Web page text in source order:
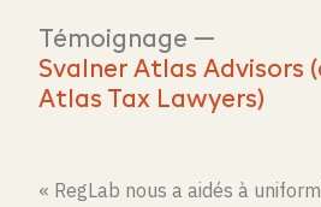
Témoignage —
Svalner Atlas Advisors
Atlas Tax Lawyers)
« RegLab nous a aidés à